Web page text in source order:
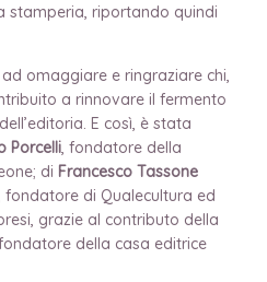
stamperia, riportando quindi
omaggiare e ringraziare chi,
a rinnovare il fermento
E così, è stata
Porcelli, fondatore della
di Francesco Tassone
di Qualecultura ed
grazie al contributo della
della casa editrice